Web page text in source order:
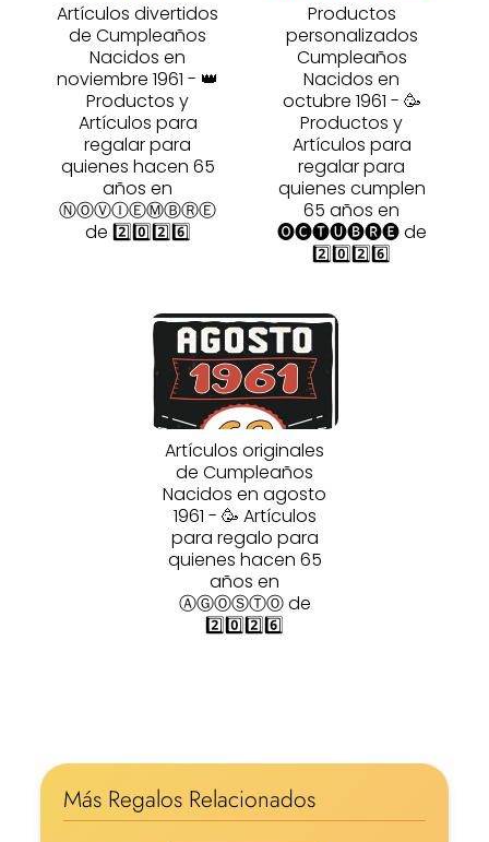
Artículos divertidos
de Cumpleaños
Nacidos en
noviembre 1961 - 👑
Productos y
Artículos para
regalar para
quienes hacen 65
años en
ⓃⓄⓋⒾⒺⓂⒷⓇⒺ
de 2️⃣0️⃣2️⃣6️⃣
Productos
personalizados
Cumpleaños
Nacidos en
octubre 1961 - 🥳
Productos y
Artículos para
regalar para
quienes cumplen
65 años en
🅞🅒🅣🅤🅑🅡🅔 de
2️⃣0️⃣2️⃣6️⃣
Artículos originales
de Cumpleaños
Nacidos en agosto
1961 - 🥳 Artículos
para regalo para
quienes hacen 65
años en
ⒶⒼⓄⓈⓉⓄ de
2️⃣0️⃣2️⃣6️⃣
Más Regalos Relacionados